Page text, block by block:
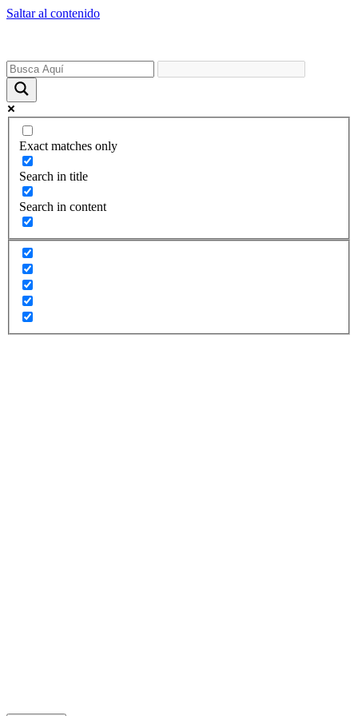
Saltar al contenido
Exact matches only
Search in title
Search in content